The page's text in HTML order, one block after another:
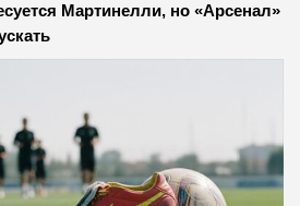
Мартинелли, но «Арсенал»